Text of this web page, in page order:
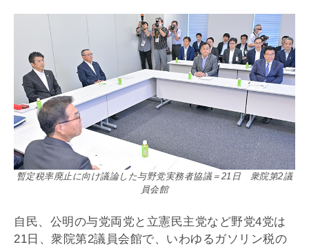
暫定税率廃止に向け議論した与野党実務者協議＝21日 衆院第2議
員会館
自民、公明の与党両党と立憲民主党など野党4党は
21日、衆院第2議員会館で、いわゆるガソリン税の